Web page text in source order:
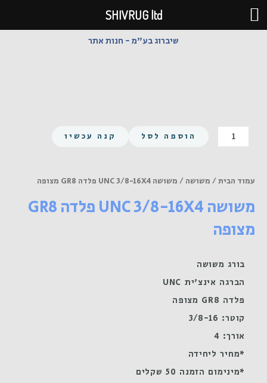
דילוג
לתוכן
שיברוג בע"מ - חנות אתר
כמות
של
16X4
GR8
הוספה לסל קנה עכשיו
עמוד הבית/ משושה / משושה UNC 3/8-16X4 פלדה GR8 מצופה
משושה UNC 3/8-16X4 פלדה GR8
מצופה
בורג משושה
הברגה אינצ'ית UNC
פלדה GR8 מצופה
קוטר: 3/8-16
אורך: 4
*מחיר ליחידה
*מינימום הזמנה 50 שקלים
SHIVRUG ltd